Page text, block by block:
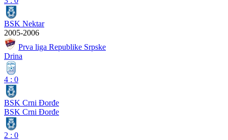
BSK Nektar
2005-2006
Prva liga Republike Srpske
Drina
4 : 0
BSK Crni Đorđe
BSK Crni Đorđe
2 : 0